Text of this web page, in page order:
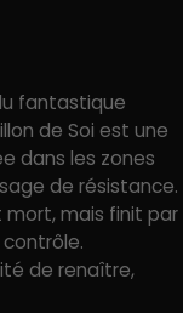
fantastique
de Soi est une
dans les zones
de résistance.
mais finit par
de renaître,